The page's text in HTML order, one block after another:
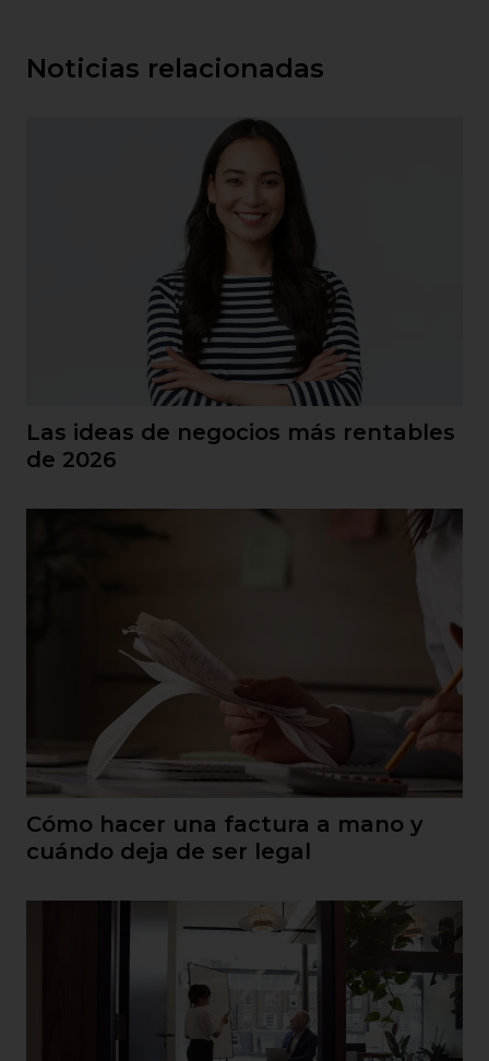
Noticias relacionadas
Las ideas de negocios más rentables
de 2026
Cómo hacer una factura a mano y
cuándo deja de ser legal